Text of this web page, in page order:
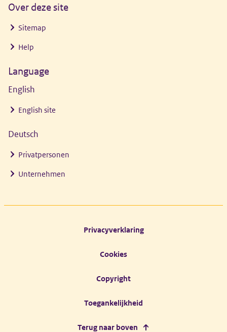
Over deze site
Sitemap
Help
Language
English
English site
Deutsch
Privatpersonen
Unternehmen
Privacyverklaring
Cookies
Copyright
Toegankelijkheid
Terug naar boven